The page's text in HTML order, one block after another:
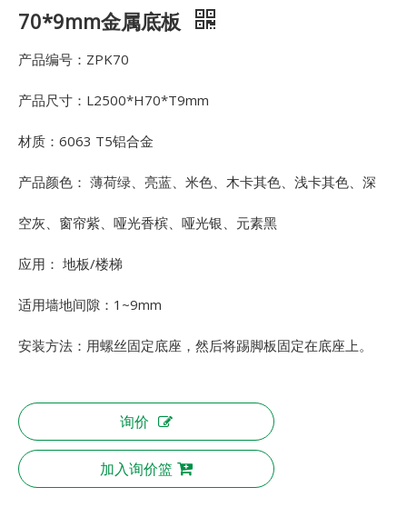
70*9mm金属底板
产品编号：ZPK70
产品尺寸：L2500*H70*T9mm
材质：6063 T5铝合金
产品颜色： 薄荷绿、亮蓝、米色、木卡其色、浅卡其色、深
空灰、窗帘紫、哑光香槟、哑光银、元素黑
应用： 地板/楼梯
适用墙地间隙：1~9mm
安装方法：用螺丝固定底座，然后将踢脚板固定在底座上。
询价
加入询价篮